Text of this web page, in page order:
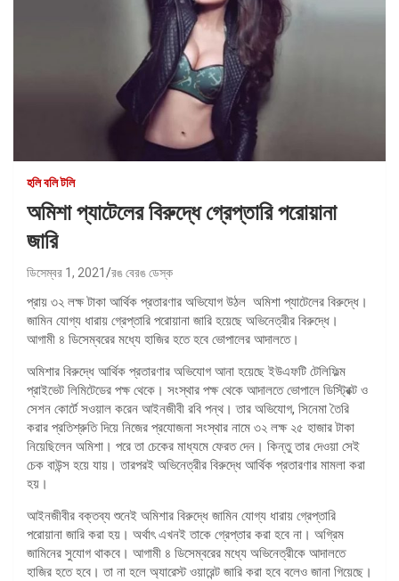
হলি বলি টলি
অমিশা প্যাটেলের বিরুদ্ধে গ্রেপ্তারি পরোয়ানা
জারি
ডিসেম্বর 1, 2021 রঙ বেরঙ ডেস্ক
প্রায় ৩২ লক্ষ টাকা আর্থিক প্রতারণার অভিযোগ উঠল অমিশা প্যাটেলের বিরুদ্ধে।
জামিন যোগ্য ধারায় গ্রেপ্তারি পরোয়ানা জারি হয়েছে অভিনেত্রীর বিরুদ্ধে।
আগামী ৪ ডিসেম্বরের মধ্যে হাজির হতে হবে ভোপালের আদালতে।
অমিশার বিরুদ্ধে আর্থিক প্রতারণার অভিযোগ আনা হয়েছে ইউএফটি টেলিফিল্ম
প্রাইভেট লিমিটেডের পক্ষ থেকে। সংস্থার পক্ষ থেকে আদালতে ভোপালে ডিস্ট্রিক্ট ও
সেশন কোর্টে সওয়াল করেন আইনজীবী রবি পন্থ। তার অভিযোগ, সিনেমা তৈরি
করার প্রতিশ্রুতি দিয়ে নিজের প্রযোজনা সংস্থার নামে ৩২ লক্ষ ২৫ হাজার টাকা
নিয়েছিলেন অমিশা। পরে তা চেকের মাধ্যমে ফেরত দেন। কিন্তু তার দেওয়া সেই
চেক বাউন্স হয়ে যায়। তারপরই অভিনেত্রীর বিরুদ্ধে আর্থিক প্রতারণার মামলা করা
হয়।
আইনজীবীর বক্তব্য শুনেই অমিশার বিরুদ্ধে জামিন যোগ্য ধারায় গ্রেপ্তারি
পরোয়ানা জারি করা হয়। অর্থাৎ এখনই তাকে গ্রেপ্তার করা হবে না। অগ্রিম
জামিনের সুযোগ থাকবে। আগামী ৪ ডিসেম্বরের মধ্যে অভিনেত্রীকে আদালতে
হাজির হতে হবে। তা না হলে অ্যারেস্ট ওয়ারেন্ট জারি করা হবে বলেও জানা গিয়েছে।